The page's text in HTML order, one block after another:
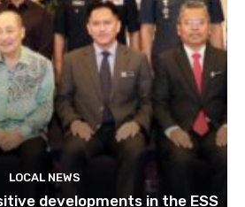
LOCAL NEWS
developments in the ESS